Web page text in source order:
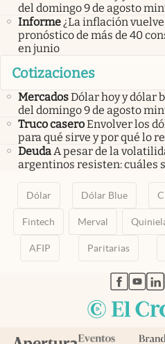
del domingo 9 de agosto
Informe¿La inflación
pronóstico de más de 40
en junio
Cotizaciones
MercadosDólar hoy y dólar
del domingo 9 de agosto
Truco caseroEnvolver los
para qué sirve y por qué lo
DeudaA pesar de la
argentinos resisten: cuáles
Dólar Dólar Blue
Fintech Merval
AFIP Paritarias
abre en